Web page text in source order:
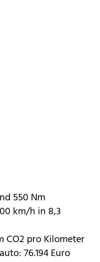
550 Nm
km/h in 8,3
CO2 pro Kilometer
76.194 Euro